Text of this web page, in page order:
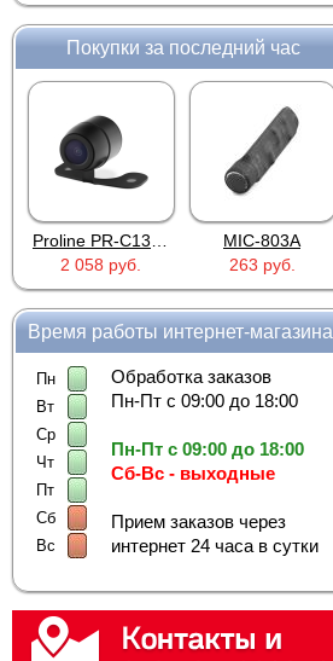
Покупки за последний час
2 058 руб.
MIC-803A
263 руб.
Время работы интернет-магазина
Пн
Вт
Ср
Чт
Пт
Сб
Вс
Обработка заказов
Пн-Пт с 09:00 до 18:00
Пн-Пт с 09:00 до 18:00
Сб-Вс - выходные
Прием заказов через
интернет 24 часа в сутки